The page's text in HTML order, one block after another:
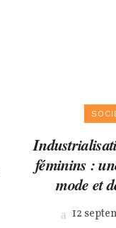
féminins :
mode et
12